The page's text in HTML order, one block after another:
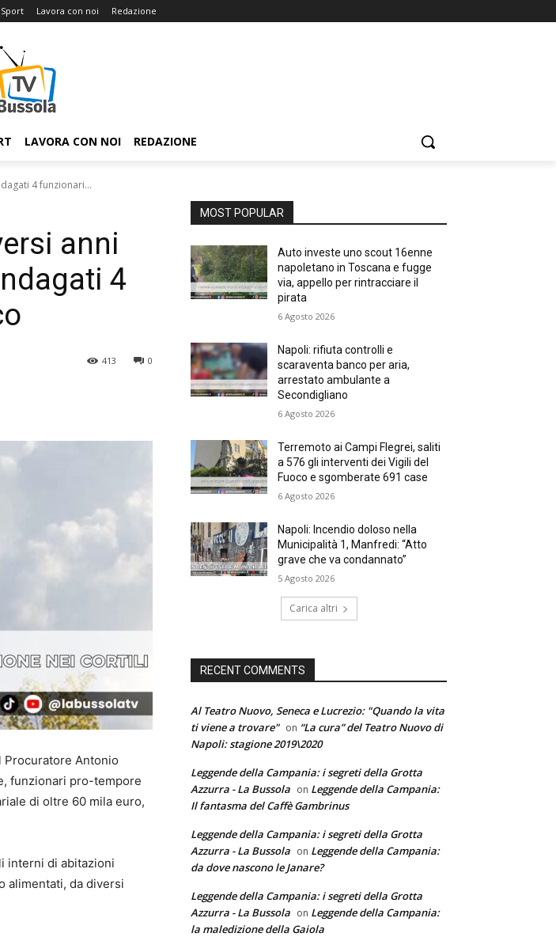
Sport Lavora con noi Redazione
LAVORA CON NOI REDAZIONE
4 funzionari...
anni
4
0
413
Procuratore Antonio
funzionari pro-tempore
di oltre 60 mila euro,
interni di abitazioni
alimentati, da diversi
MOST POPULAR
Auto investe uno scout 16enne
napoletano in Toscana e fugge
via, appello per rintracciare il
pirata
6 Agosto 2026
Napoli: rifiuta controlli e
scaraventa banco per aria,
arrestato ambulante a
Secondigliano
6 Agosto 2026
Terremoto ai Campi Flegrei, saliti
a 576 gli interventi dei Vigili del
Fuoco e sgomberate 691 case
6 Agosto 2026
Napoli: Incendio doloso nella
Municipalità 1, Manfredi: “Atto
grave che va condannato”
5 Agosto 2026
Carica altri
RECENT COMMENTS
Al Teatro Nuovo, Seneca e Lucrezio: "Quando la vita
ti viene a trovare" on “La cura” del Teatro Nuovo di
Napoli: stagione 2019\2020
Leggende della Campania: i segreti della Grotta
Azzurra - La Bussola on Leggende della Campania:
Il fantasma del Caffè Gambrinus
Leggende della Campania: i segreti della Grotta
Azzurra - La Bussola on Leggende della Campania:
da dove nascono le Janare?
Leggende della Campania: i segreti della Grotta
Azzurra - La Bussola on Leggende della Campania:
la maledizione della Gaiola